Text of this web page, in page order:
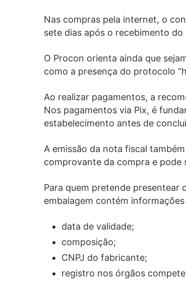
Nas compras pela internet, o
sete dias após o recebimento
O Procon orienta ainda que
como a presença do protocolo
Ao realizar pagamentos, a
Nos pagamentos via Pix, é
estabelecimento antes de
A emissão da nota fiscal
comprovante da compra e pode
Para quem pretende
embalagem contém
data de validade;
composição;
CNPJ do fabricante;
registro nos órgãos